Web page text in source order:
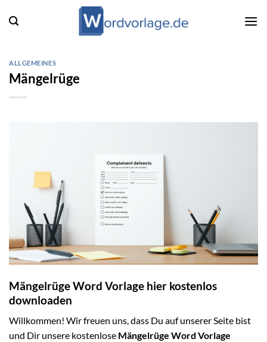
Inhalt
ALLGEMEINES
Mängelrüge
Mängelrüge Word Vorlage hier kostenlos
downloaden
Willkommen! Wir freuen uns, dass Du auf unserer Seite bist
und Dir unsere kostenlose Mängelrüge Word Vorlage